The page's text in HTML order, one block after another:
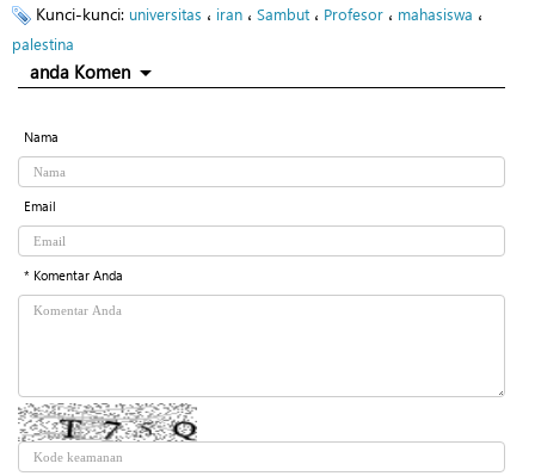
Kunci-kunci: universitas ، iran ، Sambut ، Profesor ، mahasiswa ،
palestina
anda Komen
Nama
Email
* Komentar Anda